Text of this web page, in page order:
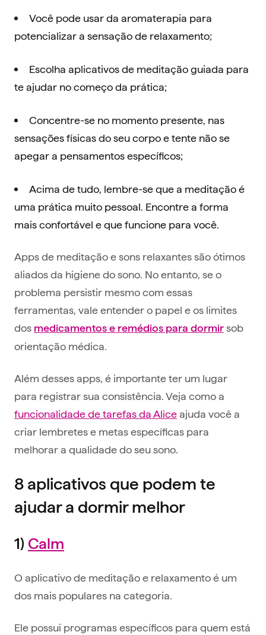
Você pode usar da aromaterapia para
potencializar a sensação de relaxamento;
Escolha aplicativos de meditação guiada para
te ajudar no começo da prática;
Concentre-se no momento presente, nas
sensações físicas do seu corpo e tente não se
apegar a pensamentos específicos;
Acima de tudo, lembre-se que a meditação é
uma prática muito pessoal. Encontre a forma
mais confortável e que funcione para você.
Apps de meditação e sons relaxantes são ótimos
aliados da higiene do sono. No entanto, se o
problema persistir mesmo com essas
ferramentas, vale entender o papel e os limites
dos medicamentos e remédios para dormir sob
orientação médica.
Além desses apps, é importante ter um lugar
para registrar sua consistência. Veja como a
funcionalidade de tarefas da Aliceajuda você a
criar lembretes e metas específicas para
melhorar a qualidade do seu sono.
8 aplicativos que podem te
ajudar a dormir melhor
1) Calm
O aplicativo de meditação e relaxamento é um
dos mais populares na categoria.
Ele possui programas específicos para quem está